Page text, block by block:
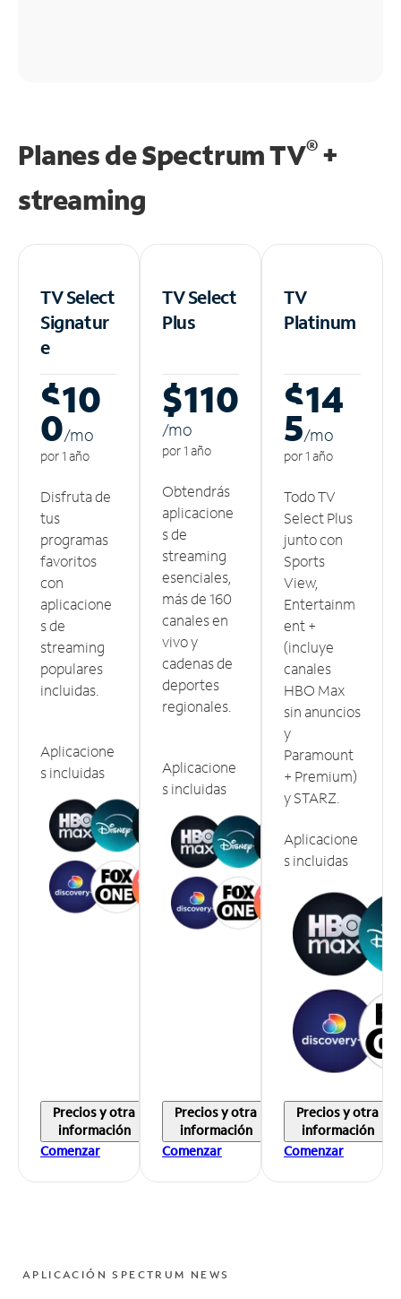
Planes de Spectrum TV®+
streaming
TV Select
Signatur
e
$10
0/mo
por 1 año
Disfruta de
tus
programas
favoritos
con
aplicacione
s de
streaming
populares
incluidas.
Aplicacione
s incluidas
Precios y otra
información
Comenzar
TV Select
Plus
$110
/mo
por 1 año
Obtendrás
aplicacione
s de
streaming
esenciales,
más de 160
canales en
vivo y
cadenas de
deportes
regionales.
Aplicacione
s incluidas
Precios y otra
información
Comenzar
TV
Platinum
$14
5/mo
por 1 año
Todo TV
Select Plus
junto con
Sports
View,
Entertainm
ent +
(incluye
canales
HBO Max
sin anuncios
y
Paramount
+ Premium)
y STARZ.
Aplicacione
s incluidas
Precios y otra
información
Comenzar
APLICACIÓN SPECTRUM NEWS